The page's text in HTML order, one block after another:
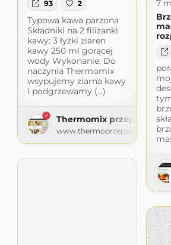
93 2
Typowa kawa parzona
Składniki na 2 filiżanki
kawy: 3 łyżki ziaren
kawy 250 ml gorącej
wody Wykonanie: Do
naczynia Thermomix
wsypujemy ziarna kawy
i podgrzewamy (...)
Thermomix przepisy
www.thermoprzepisy.pl
7